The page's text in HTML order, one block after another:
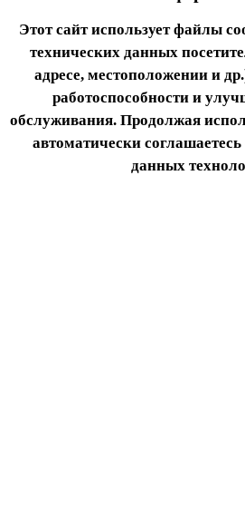
Этот сайт использует файлы
технических данных
адресе, местоположении и
работоспособности и
обслуживания. Продолжая
автоматически
данных